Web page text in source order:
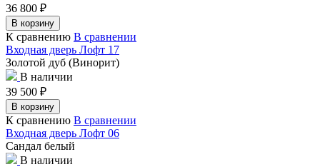
36 800 ₽
В корзину
К сравнению В сравнении
Входная дверь Лофт 17
Золотой дуб (Винорит)
В наличии
39 500 ₽
В корзину
К сравнению В сравнении
Входная дверь Лофт 06
Сандал белый
В наличии